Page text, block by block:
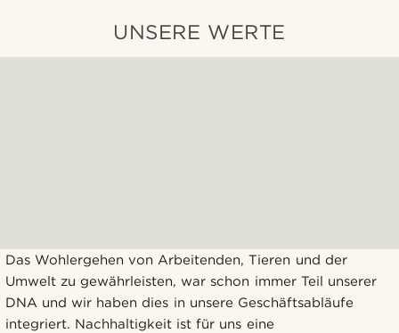
UNSERE WERTE
Das Wohlergehen von Arbeitenden, Tieren und der
Umwelt zu gewährleisten, war schon immer Teil unserer
DNA und wir haben dies in unsere Geschäftsabläufe
integriert. Nachhaltigkeit ist für uns eine